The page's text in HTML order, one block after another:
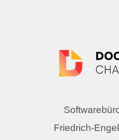
Friedrich-